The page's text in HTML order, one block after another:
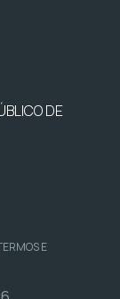
DE
E